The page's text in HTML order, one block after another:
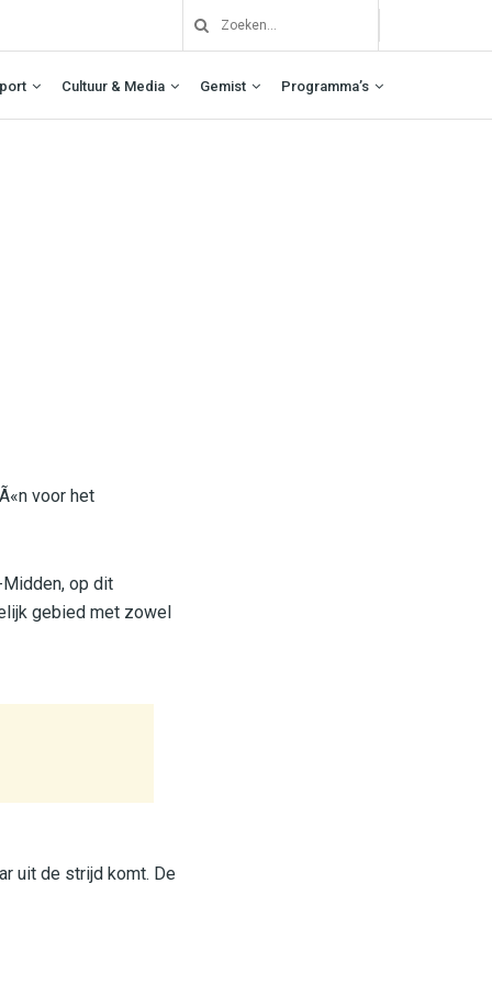
Cultuur & Media Gemist Programma’s
voor het
op dit
gebied met zowel
uit de strijd komt. De